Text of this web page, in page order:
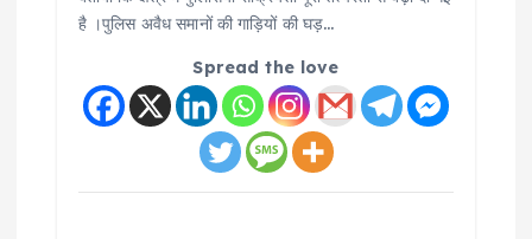
है ।पुलिस अवैध समानों की गाड़ियों की घड़…
Spread the love